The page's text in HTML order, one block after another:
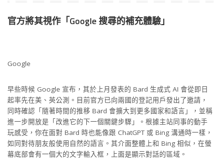
官方將其視作「Google 搜尋的補充體驗」
Google
早些時候 Google 宣布，其於上月發表的 Bard 生成式 AI 會從即日
起率先在美、英公測。目前官方已向兩國的登記用戶發出了邀請，
同時確認「隨著時間的推移 Bard 會擴大到更多國家和語言」，並稱
進一步開放是「改進它的下一個關鍵步驟」。根據主站同事的動手
玩感受，你在面對 Bard 時也能像跟 ChatGPT 或 Bing 溝通時一樣，
如同對待朋友般使用自然的語言。其介面整體上和 Bing 相似，在螢
幕底部會有一個大的文字輸入框，上面是顯示對話的區域。